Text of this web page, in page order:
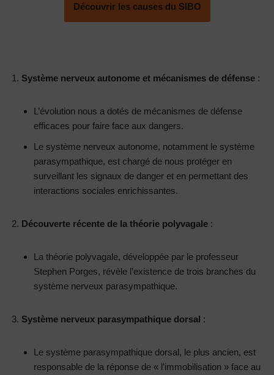
Découvrir les causes du SIBO
Système nerveux autonome et mécanismes de défense :
L’évolution nous a dotés de mécanismes de défense
efficaces pour faire face aux dangers.
Le système nerveux autonome, notamment le système
parasympathique, est chargé de nous protéger en
surveillant les signaux de danger et en permettant des
interactions sociales enrichissantes.
Découverte récente de la théorie polyvagale :
La théorie polyvagale, développée par le professeur
Stephen Porges, révèle l’existence de trois branches du
système nerveux parasympathique.
Système nerveux parasympathique dorsal :
Le système parasympathique dorsal, le plus ancien, est
responsable de la réponse de « l’immobilisation » face au